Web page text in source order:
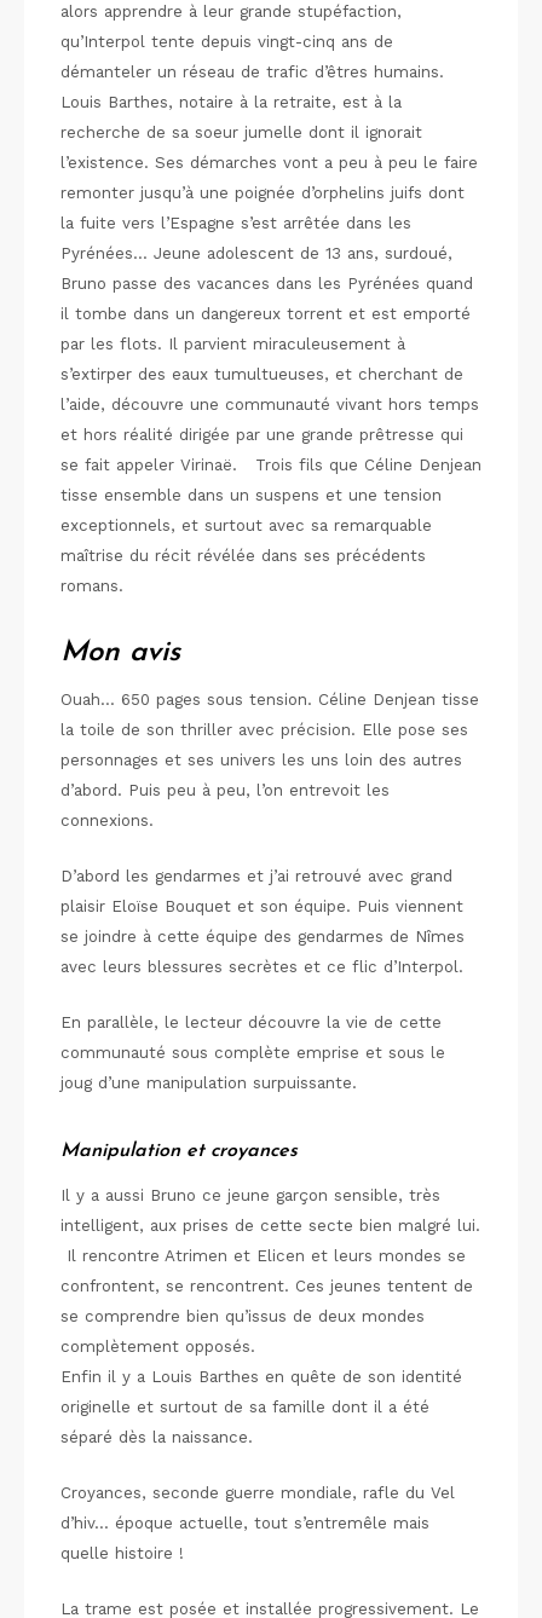
alors apprendre à leur grande stupéfaction,
qu’Interpol tente depuis vingt-cinq ans de
démanteler un réseau de trafic d’êtres humains.
Louis Barthes, notaire à la retraite, est à la
recherche de sa soeur jumelle dont il ignorait
l’existence. Ses démarches vont a peu à peu le faire
remonter jusqu’à une poignée d’orphelins juifs dont
la fuite vers l’Espagne s’est arrêtée dans les
Pyrénées… Jeune adolescent de 13 ans, surdoué,
Bruno passe des vacances dans les Pyrénées quand
il tombe dans un dangereux torrent et est emporté
par les flots. Il parvient miraculeusement à
s’extirper des eaux tumultueuses, et cherchant de
l’aide, découvre une communauté vivant hors temps
et hors réalité dirigée par une grande prêtresse qui
se fait appeler Virinaë. Trois fils que Céline Denjean
tisse ensemble dans un suspens et une tension
exceptionnels, et surtout avec sa remarquable
maîtrise du récit révélée dans ses précédents
romans.
Mon avis
Ouah… 650 pages sous tension. Céline Denjean tisse
la toile de son thriller avec précision. Elle pose ses
personnages et ses univers les uns loin des autres
d’abord. Puis peu à peu, l’on entrevoit les
connexions.
D’abord les gendarmes et j’ai retrouvé avec grand
plaisir Eloïse Bouquet et son équipe. Puis viennent
se joindre à cette équipe des gendarmes de Nîmes
avec leurs blessures secrètes et ce flic d’Interpol.
En parallèle, le lecteur découvre la vie de cette
communauté sous complète emprise et sous le
joug d’une manipulation surpuissante.
Manipulation et croyances
Il y a aussi Bruno ce jeune garçon sensible, très
intelligent, aux prises de cette secte bien malgré lui.
Il rencontre Atrimen et Elicen et leurs mondes se
confrontent, se rencontrent. Ces jeunes tentent de
se comprendre bien qu’issus de deux mondes
complètement opposés.
Enfin il y a Louis Barthes en quête de son identité
originelle et surtout de sa famille dont il a été
séparé dès la naissance.
Croyances, seconde guerre mondiale, rafle du Vel
d’hiv… époque actuelle, tout s’entremêle mais
quelle histoire !
La trame est posée et installée progressivement. Le